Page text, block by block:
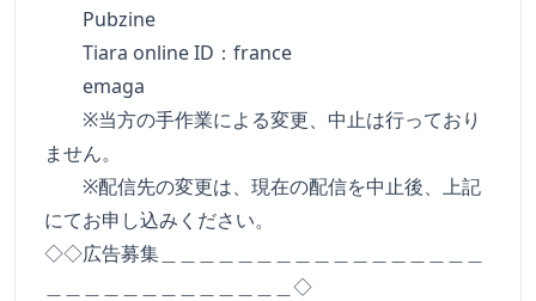
Pubzine
Tiara online ID：france
emaga
※当方の手作業による変更、中止は行っており
ません。
※配信先の変更は、現在の配信を中止後、上記
にてお申し込みください。
◇◇広告募集＿＿＿＿＿＿＿＿＿＿＿＿＿＿＿＿＿
＿＿＿＿＿＿＿＿＿＿＿＿＿◇